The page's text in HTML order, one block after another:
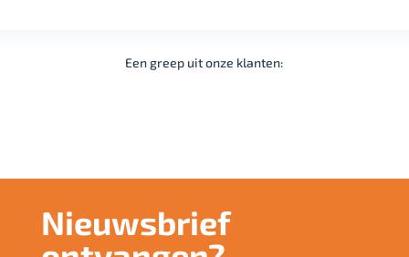
Een greep uit onze klanten:
Nieuwsbrief